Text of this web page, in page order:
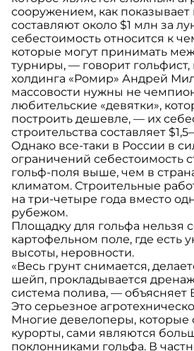
сооружением, как показывает
составляют около $1 млн за
себестоимость относится к
которые могут принимать
турниры, — говорит гольфист,
холдинга «Ромир» Андрей
массовости нужны не
любительские «девятки»,
построить дешевле, — их
строительства составляет
Однако все-таки в России в
ограничений себестоимость
гольф-поля выше, чем в
климатом. Строительные
на три-четыре года вместо
рубежом.
Площадку для гольфа нельзя
картофельном поле, где есть
высоты, неровности.
«Весь грунт снимается,
шейп, прокладывается
система полива, —
Это серьезное
Многие девелоперы, которые
курорты, сами являются
поклонниками гольфа. В